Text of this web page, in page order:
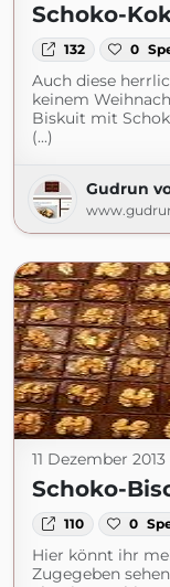
Schoko-
132 0
Auch diese
keinem
Biskuit mit
(...)
Gudrun
11 Dezember 2013
Schoko-
110 0
Hier könnt ihr
Zugegeben